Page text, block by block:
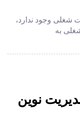
شغلی وجود ندارد،
به
نوین